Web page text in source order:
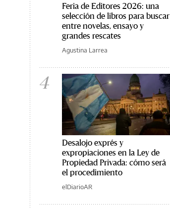
Feria de Editores 2026: una
selección de libros para buscar
entre novelas, ensayo y
grandes rescates
Agustina Larrea
4
Desalojo exprés y
expropiaciones en la Ley de
Propiedad Privada: cómo será
el procedimiento
elDiarioAR